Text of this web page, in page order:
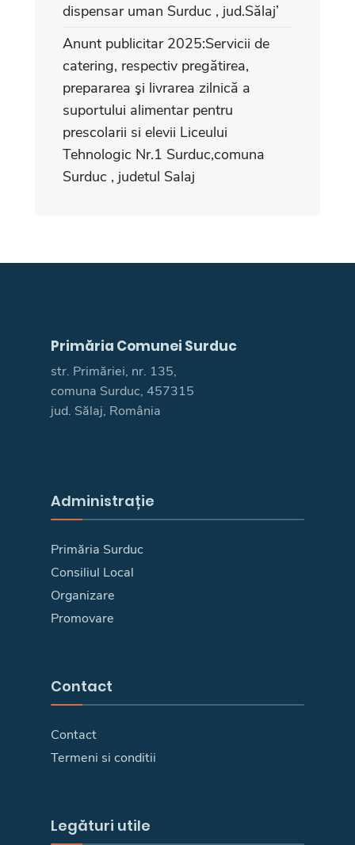
dispensar uman Surduc , jud.Sălaj’
Anunt publicitar 2025:Servicii de
catering, respectiv pregătirea,
prepararea şi livrarea zilnică a
suportului alimentar pentru
prescolarii si elevii Liceului
Tehnologic Nr.1 Surduc,comuna
Surduc , judetul Salaj
Primăria Comunei Surduc
str. Primăriei, nr. 135,
comuna Surduc, 457315
jud. Sălaj, România
Administrație
Primăria Surduc
Consiliul Local
Organizare
Promovare
Contact
Contact
Termeni si conditii
Legături utile